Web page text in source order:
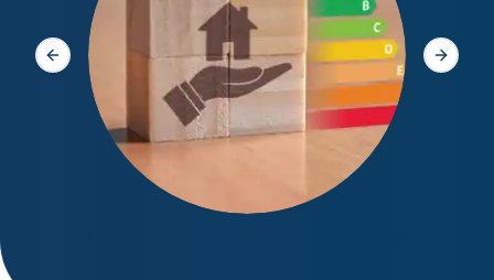
Slide précédente Slide